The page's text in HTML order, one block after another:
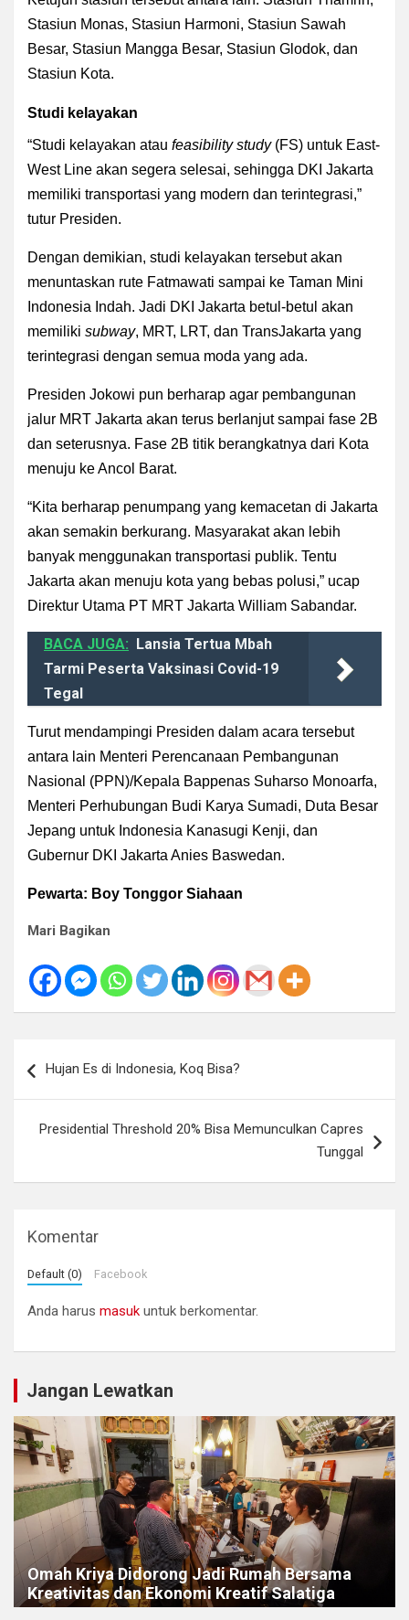
Stasiun Monas, Stasiun Harmoni, Stasiun Sawah
Besar, Stasiun Mangga Besar, Stasiun Glodok, dan
Stasiun Kota.
Studi kelayakan
“Studi kelayakan atau feasibility study(FS) untuk East-
West Line akan segera selesai, sehingga DKI Jakarta
memiliki transportasi yang modern dan terintegrasi,”
tutur Presiden.
Dengan demikian, studi kelayakan tersebut akan
menuntaskan rute Fatmawati sampai ke Taman Mini
Indonesia Indah. Jadi DKI Jakarta betul-betul akan
memiliki subway, MRT, LRT, dan TransJakarta yang
terintegrasi dengan semua moda yang ada.
Presiden Jokowi pun berharap agar pembangunan
jalur MRT Jakarta akan terus berlanjut sampai fase 2B
dan seterusnya. Fase 2B titik berangkatnya dari Kota
menuju ke Ancol Barat.
“Kita berharap penumpang yang kemacetan di Jakarta
akan semakin berkurang. Masyarakat akan lebih
banyak menggunakan transportasi publik. Tentu
Jakarta akan menuju kota yang bebas polusi,” ucap
Direktur Utama PT MRT Jakarta William Sabandar.
BACA JUGA:
Lansia Tertua Mbah
Tarmi Peserta Vaksinasi Covid-19
Tegal
Turut mendampingi Presiden dalam acara tersebut
antara lain Menteri Perencanaan Pembangunan
Nasional (PPN)/Kepala Bappenas Suharso Monoarfa,
Menteri Perhubungan Budi Karya Sumadi, Duta Besar
Jepang untuk Indonesia Kanasugi Kenji, dan
Gubernur DKI Jakarta Anies Baswedan.
Pewarta: Boy Tonggor Siahaan
Mari Bagikan
posHujan Es di Indonesia, Koq Bisa?
Presidential Threshold 20% Bisa Memunculkan Capres
Tunggal
Komentar
Default (0) Facebook
Anda harus masuk untuk berkomentar.
Jangan Lewatkan
Omah Kriya Didorong Jadi Rumah Bersama
Kreativitas dan Ekonomi Kreatif Salatiga